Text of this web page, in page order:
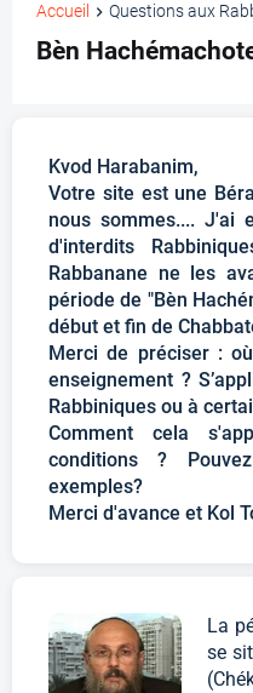
Accueil Questions aux
Bèn
Kvod Harabanim,
Votre site est une
nous sommes.... J'ai
d'interdits
Rabbanane ne les
période de "Bèn
début et fin de
Merci de préciser :
enseignement ?
Rabbiniques ou à
Comment cela
conditions ?
exemples?
Merci d'avance et Kol
La
se